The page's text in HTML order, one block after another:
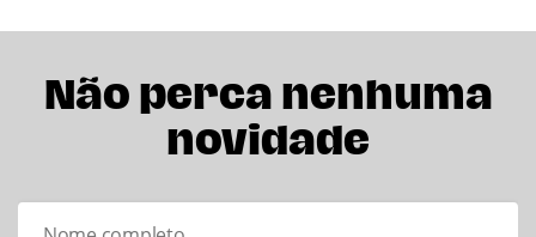
Não perca nenhuma
novidade